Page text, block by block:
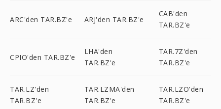
ARC'den TAR.BZ'e ARJ'den TAR.BZ'e
CAB'den
TAR.BZ'e
CPIO'den TAR.BZ'e
LHA'den
TAR.BZ'e
TAR.7Z'den
TAR.BZ'e
TAR.LZ'den
TAR.BZ'e
TAR.LZMA'den
TAR.BZ'e
TAR.LZO'den
TAR.BZ'e